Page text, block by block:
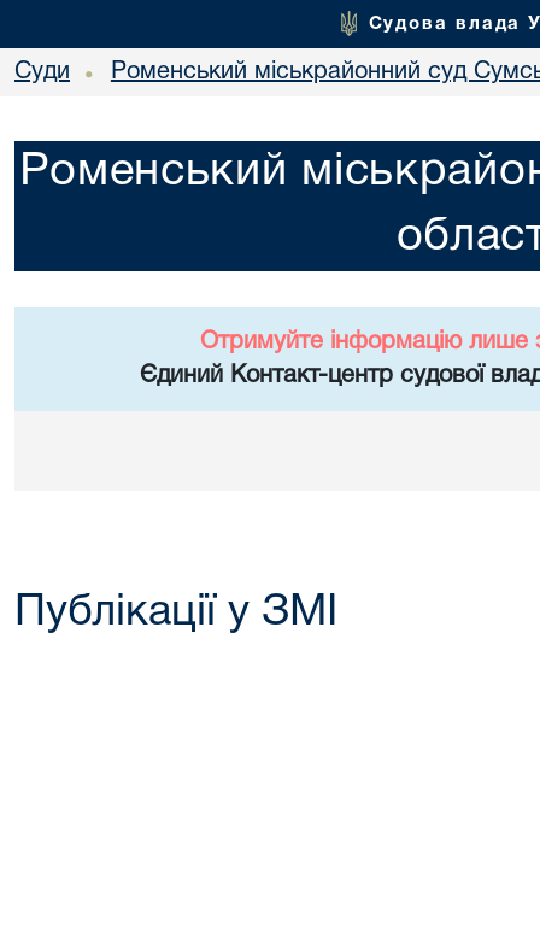
Судова влада
Суди • Роменський міськрайонний суд
Роменський
Отримуйте інформацію лише
Єдиний Контакт-центр судової
Публікації у ЗМІ